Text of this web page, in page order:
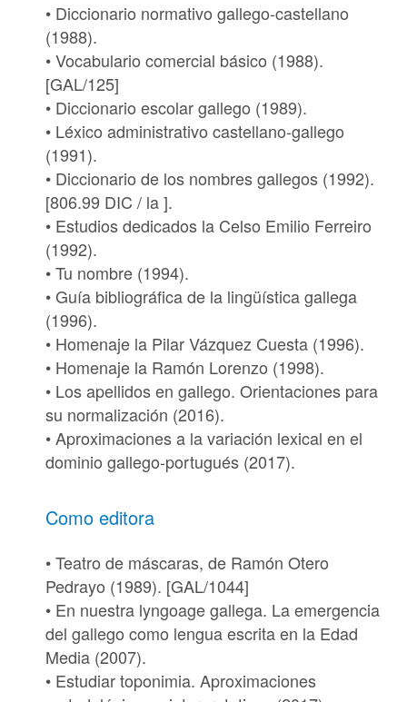
• Diccionario normativo gallego-castellano
(1988).
• Vocabulario comercial básico (1988).
[GAL/125]
• Diccionario escolar gallego (1989).
• Léxico administrativo castellano-gallego
(1991).
• Diccionario de los nombres gallegos (1992).
[806.99 DIC / la ].
• Estudios dedicados la Celso Emilio Ferreiro
(1992).
• Tu nombre (1994).
• Guía bibliográfica de la lingüística gallega
(1996).
• Homenaje la Pilar Vázquez Cuesta (1996).
• Homenaje la Ramón Lorenzo (1998).
• Los apellidos en gallego. Orientaciones para
su normalización (2016).
• Aproximaciones a la variación lexical en el
dominio gallego-portugués (2017).
Como editora
• Teatro de máscaras, de Ramón Otero
Pedrayo (1989). [GAL/1044]
• En nuestra lyngoage gallega. La emergencia
del gallego como lengua escrita en la Edad
Media (2007).
• Estudiar toponimia. Aproximaciones